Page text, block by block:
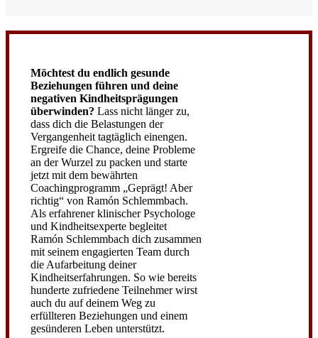
Möchtest du endlich gesunde
Beziehungen führen und deine
negativen Kindheitsprägungen
überwinden? Lass nicht länger zu,
dass dich die Belastungen der
Vergangenheit tagtäglich einengen.
Ergreife die Chance, deine Probleme
an der Wurzel zu packen und starte
jetzt mit dem bewährten
Coachingprogramm „Geprägt! Aber
richtig“ von Ramón Schlemmbach.
Als erfahrener klinischer Psychologe
und Kindheitsexperte begleitet
Ramón Schlemmbach dich zusammen
mit seinem engagierten Team durch
die Aufarbeitung deiner
Kindheitserfahrungen. So wie bereits
hunderte zufriedene Teilnehmer wirst
auch du auf deinem Weg zu
erfüllteren Beziehungen und einem
gesünderen Leben unterstützt.